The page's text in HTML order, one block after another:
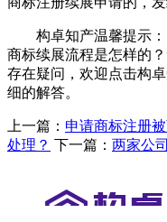
构卓知产温馨提示：
商标续展流程是怎样的
存在疑问，欢迎点击构
细的解答。
上一篇： 申请商标注册
处理？ 下一篇： 两家公